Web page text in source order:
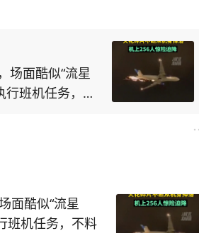
的掌声，真是
汽车、电车、
序的，处警告或
回英国。
重的“黄金木乃
？
通。
箱外表，内部才
场面酷似“流星
行班机任务，不
联合航 空的一
非同寻常，惊
断有“火星四
面酷似“流星
班机任务，不料